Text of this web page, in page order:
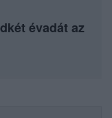
évadát az